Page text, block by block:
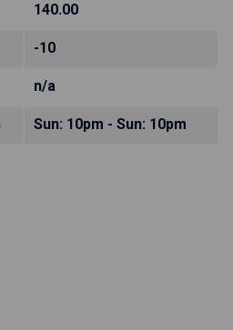
140.00
-10
n/a
Sun: 10pm - Sun: 10pm